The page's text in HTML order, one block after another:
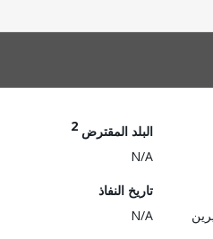
البلد المقترض 2
N/A
تاريخ النفاذ
N/A